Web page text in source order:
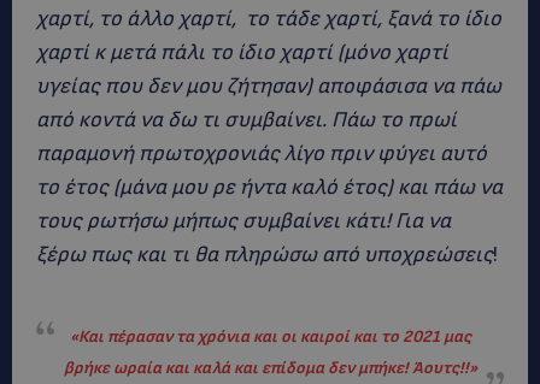
χαρτί, το άλλο χαρτί, το τάδε χαρτί, ξανά το ίδιο
χαρτί κ μετά πάλι το ίδιο χαρτί (μόνο χαρτί
υγείας που δεν μου ζήτησαν) αποφάσισα να πάω
από κοντά να δω τι συμβαίνει. Πάω το πρωί
παραμονή πρωτοχρονιάς λίγο πριν φύγει αυτό
το έτος (μάνα μου ρε ήντα καλό έτος) και πάω να
τους ρωτήσω μήπως συμβαίνει κάτι! Για να
ξέρω πως και τι θα πληρώσω από υποχρεώσεις!
«Και πέρασαν τα χρόνια και οι καιροί και το 2021 μας
βρήκε ωραία και καλά και επίδομα δεν μπήκε! Άουτς!!»